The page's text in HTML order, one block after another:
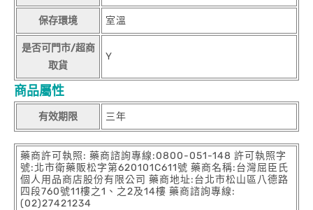
保存環境 室溫
是否可門市/超商
取貨
Y
商品屬性
有效期限 三年
藥商許可執照: 藥商諮詢專線:0800-051-148 許可執照字
號:北市衛藥販松字第620101C611號 藥商名稱:台灣屈臣氏
個人用品商店股份有限公司 藥商地址:台北市松山區八德路
四段760號11樓之1、之2及14樓 藥商諮詢專線:
(02)27421234